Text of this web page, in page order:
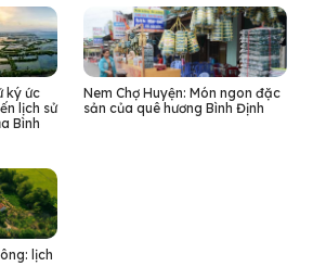
ký ức
lịch sử
Bình
Nem Chợ Huyện: Món ngon đặc
sản của quê hương Bình Định
lịch